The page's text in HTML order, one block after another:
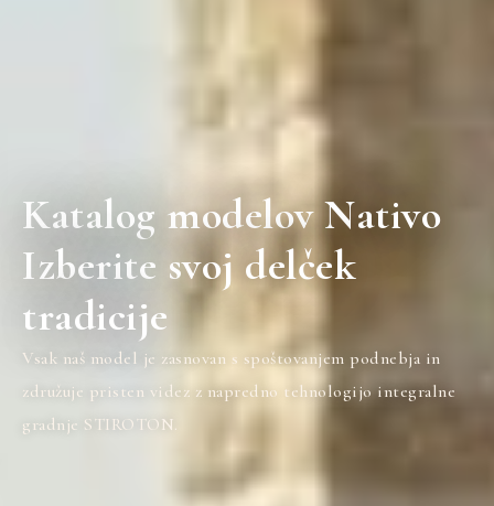
Katalog modelov Nativo
Izberite svoj delček
tradicije
Vsak naš model je zasnovan s spoštovanjem podnebja in
združuje pristen videz z napredno tehnologijo integralne
gradnje STIROTON.